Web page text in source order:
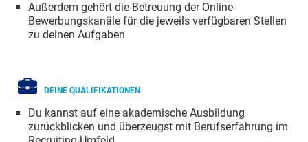
Außerdem gehört die Betreuung der Online-
Bewerbungskanäle für die jeweils verfügbaren Stellen
zu deinen Aufgaben
DEINE QUALIFIKATIONEN
Du kannst auf eine akademische Ausbildung
zurückblicken und überzeugst mit Berufserfahrung im